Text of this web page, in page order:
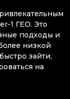
1 ГЕО. Это
подходы и
низкой
зайти,
на